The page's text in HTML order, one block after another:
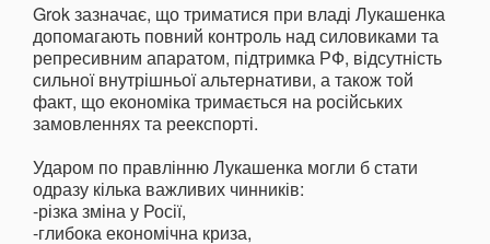
Grok зазначає, що триматися при владі Лукашенка
допомагають повний контроль над силовиками та
репресивним апаратом, підтримка РФ, відсутність
сильної внутрішньої альтернативи, а також той
факт, що економіка тримається на російських
замовленнях та реекспорті.
Ударом по правлінню Лукашенка могли б стати
одразу кілька важливих чинників:
-різка зміна у Росії,
-глибока економічна криза,